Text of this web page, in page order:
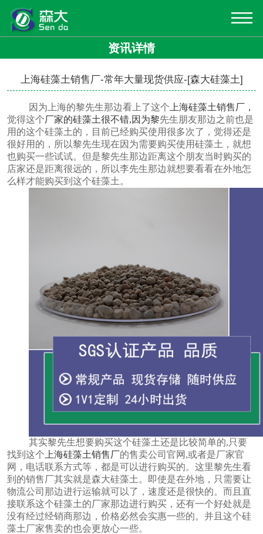
资讯详情
上海硅藻土销售厂-常年大量现货供应-[森大硅藻土]
因为上海的黎先生那边看上了这个 上海硅藻土销售厂，
觉得这个厂家的硅藻土很不错,因为黎先生朋友那边之前也是
用的这个硅藻土的，目前已经购买使用很多次了，觉得还是
很好用的，所以黎先生现在因为需要购买使用硅藻土，就想
也购买一些试试。但是黎先生那边距离这个朋友当时购买的
店家还是距离很远的，所以李先生那边就想要看看在外地怎
么样才能购买到这个硅藻土。
其实黎先生想要购买这个硅藻土还是比较简单的,只要
找到这个 上海硅藻土销售厂的售卖公司官网 ,或者是厂家官
网，电话联系方式等，都是可以进行购买的。这里黎先生看
到的销售厂其实就是森大硅藻土。即使是在外地，只需要让
物流公司那边进行运输就可以了，速度还是很快的。而且直
接联系这个硅藻土的厂家那边进行购买，还有一个好处就是
没有经过经销商那边，价格必然会实惠一些的。并且这个硅
藻土厂家售卖的也会更放心一些。